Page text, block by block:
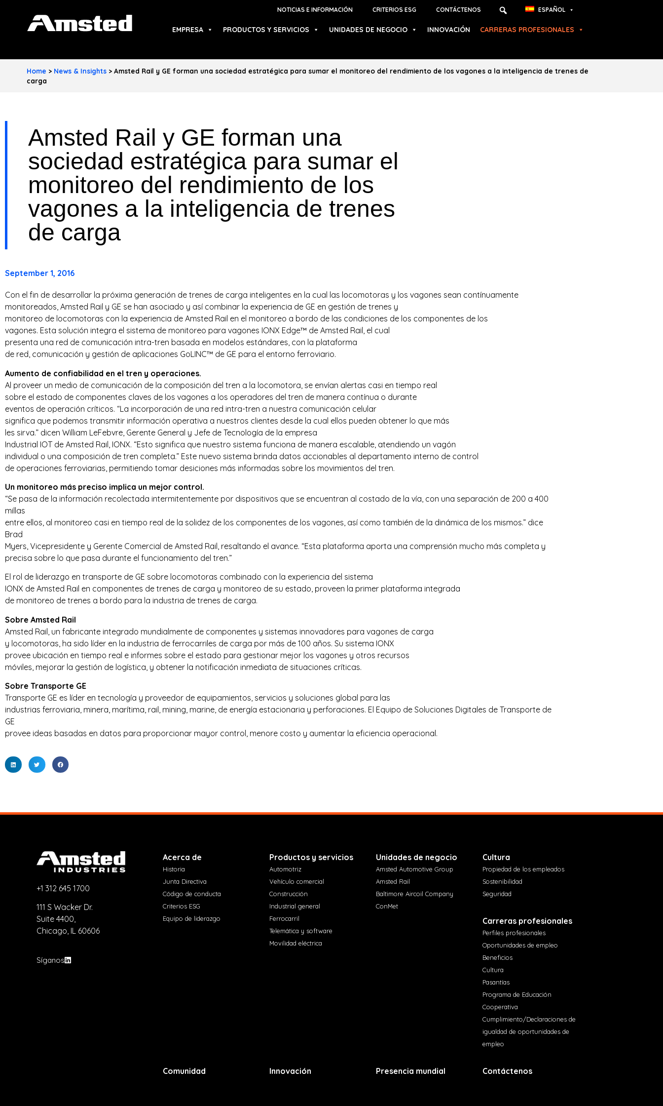
NOTICIAS E INFORMACIÓN CRITERIOS ESG CONTÁCTENOS ESPAÑOL
A
S
T
I
N
D
S
T
I
E
S
EMPRESA PRODUCTOS Y SERVICIOS UNIDADES DE NEGOCIO INNOVACIÓN CARRERAS PROFESIONALES
Home > News & Insights> Amsted Rail y GE forman una sociedad estratégica para sumar el monitoreo del rendimiento de los vagones a la inteligencia de trenes de
carga
Amsted Rail y GE forman una
sociedad estratégica para sumar el
monitoreo del rendimiento de los
vagones a la inteligencia de trenes
de carga
September 1, 2016
Con el fin de desarrollar la próxima generación de trenes de carga inteligentes en la cual las locomotoras y los vagones sean contínuamente
monitoreados, Amsted Rail y GE se han asociado y así combinar la experiencia de GE en gestión de trenes y
monitoreo de locomotoras con la experiencia de Amsted Rail en el monitoreo a bordo de las condiciones de los componentes de los
vagones. Esta solución integra el sistema de monitoreo para vagones IONX Edge™ de Amsted Rail, el cual
presenta una red de comunicación intra-tren basada en modelos estándares, con la plataforma
de red, comunicación y gestión de aplicaciones GoLINC™ de GE para el entorno ferroviario.
Aumento de confiabilidad en el tren y operaciones.
Al proveer un medio de comunicación de la composición del tren a la locomotora, se envían alertas casi en tiempo real
sobre el estado de componentes claves de los vagones a los operadores del tren de manera contínua o durante
eventos de operación críticos. “La incorporación de una red intra-tren a nuestra comunicación celular
significa que podemos transmitir información operativa a nuestros clientes desde la cual ellos pueden obtener lo que más
les sirva.” dicen William LeFebvre, Gerente General y Jefe de Tecnología de la empresa
Industrial IOT de Amsted Rail, IONX. “Esto significa que nuestro sistema funciona de manera escalable, atendiendo un vagón
individual o una composición de tren completa.” Este nuevo sistema brinda datos accionables al departamento interno de control
de operaciones ferroviarias, permitiendo tomar desiciones más informadas sobre los movimientos del tren.
Un monitoreo más preciso implica un mejor control.
“Se pasa de la información recolectada intermitentemente por dispositivos que se encuentran al costado de la vía, con una separación de 200 a 400
millas
entre ellos, al monitoreo casi en tiempo real de la solidez de los componentes de los vagones, así como también de la dinámica de los mismos.” dice
Brad
Myers, Vicepresidente y Gerente Comercial de Amsted Rail, resaltando el avance. “Esta plataforma aporta una comprensión mucho más completa y
precisa sobre lo que pasa durante el funcionamiento del tren.”
El rol de liderazgo en transporte de GE sobre locomotoras combinado con la experiencia del sistema
IONX de Amsted Rail en componentes de trenes de carga y monitoreo de su estado, proveen la primer plataforma integrada
de monitoreo de trenes a bordo para la industria de trenes de carga.
Sobre Amsted Rail
Amsted Rail, un fabricante integrado mundialmente de componentes y sistemas innovadores para vagones de carga
y locomotoras, ha sido líder en la industria de ferrocarriles de carga por más de 100 años. Su sistema IONX
provee ubicación en tiempo real e informes sobre el estado para gestionar mejor los vagones y otros recursos
móviles, mejorar la gestión de logística, y obtener la notificación inmediata de situaciones críticas.
Sobre Transporte GE
Transporte GE es líder en tecnología y proveedor de equipamientos, servicios y soluciones global para las
industrias ferroviaria, minera, marítima, rail, mining, marine, de energía estacionaria y perforaciones. El Equipo de Soluciones Digitales de Transporte de
GE
provee ideas basadas en datos para proporcionar mayor control, menore costo y aumentar la eficiencia operacional.
+1 312 645 1700
111 S Wacker Dr.
Suite 4400,
Chicago, IL 60606
Síganos
Acerca de
Historia
Junta Directiva
Código de conducta
Criterios ESG
Equipo de liderazgo
Productos y servicios
Automotriz
Vehículo comercial
Construcción
Industrial general
Ferrocarril
Telemática y software
Movilidad eléctrica
Unidades de negocio
Amsted Automotive Group
Amsted Rail
Baltimore Aircoil Company
ConMet
Cultura
Propiedad de los empleados
Sostenibilidad
Seguridad
Carreras profesionales
Perfiles profesionales
Oportunidades de empleo
Beneficios
Cultura
Pasantías
Programa de Educación
Cooperativa
Cumplimiento/Declaraciones de
igualdad de oportunidades de
empleo
Comunidad Innovación Presencia mundial Contáctenos